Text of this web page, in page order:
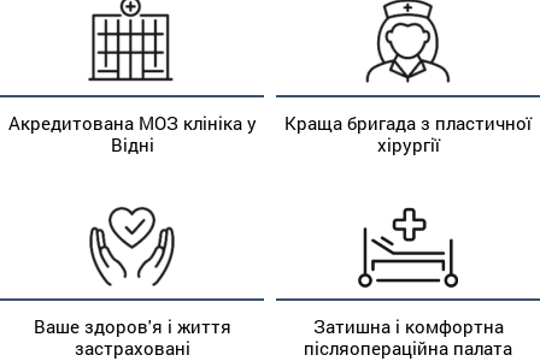
Акредитована МОЗ клініка у
Відні
Краща бригада з пластичної
хірургії
Ваше здоров'я і життя
застраховані
Затишна і комфортна
післяопераційна палата